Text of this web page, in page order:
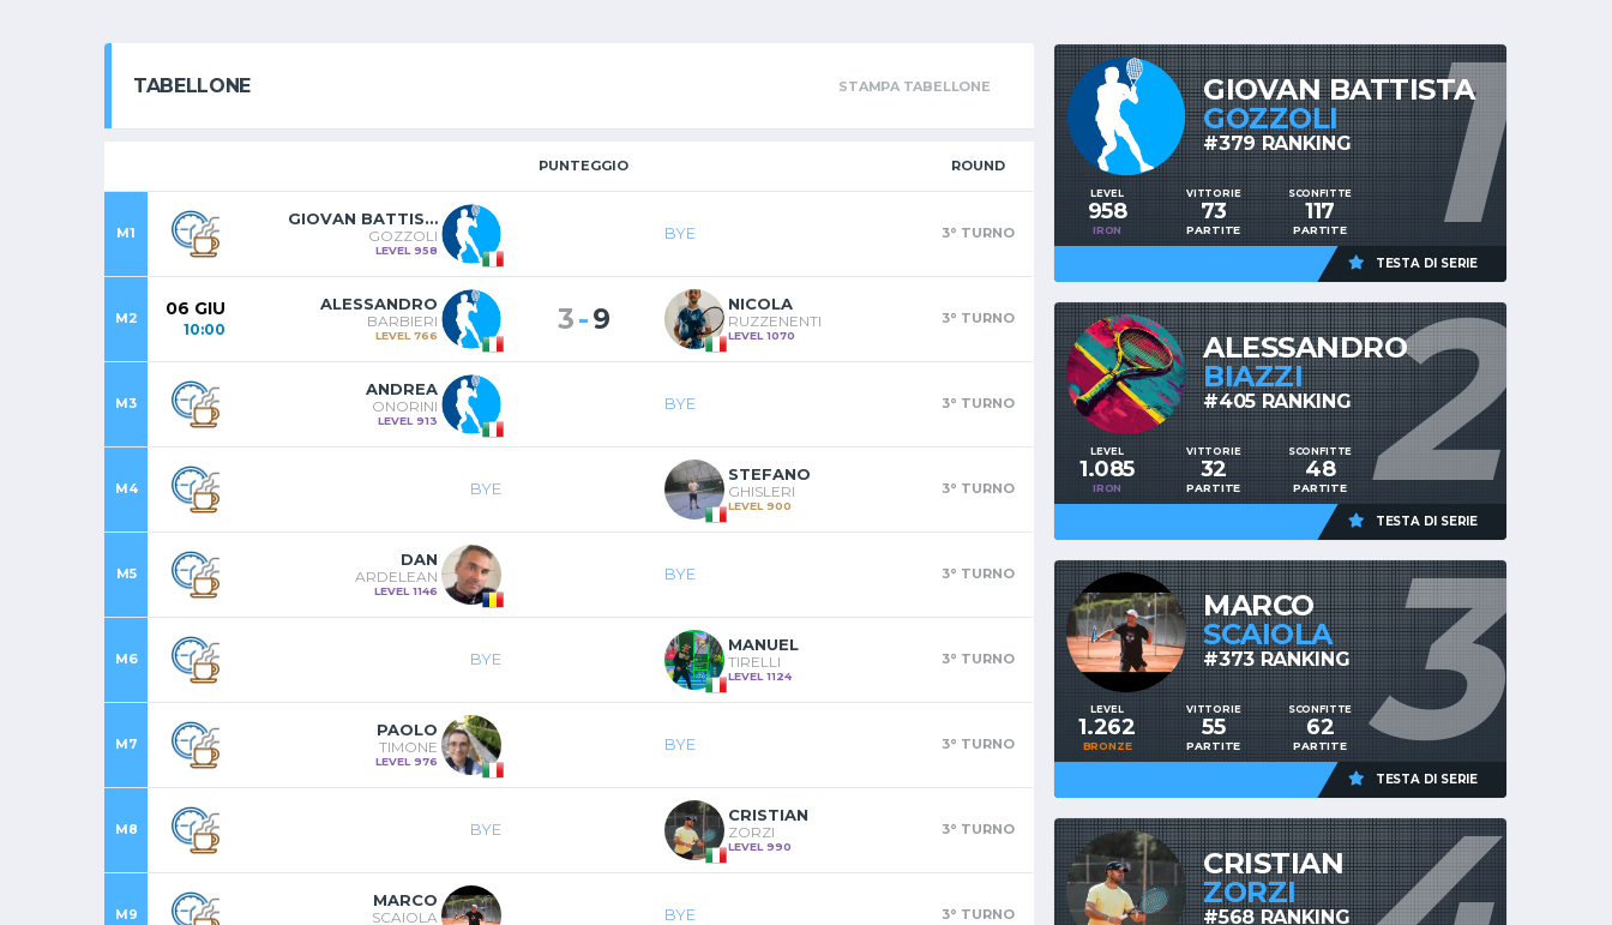
TABELLONE STAMPA TABELLONE
PUNTEGGIO ROUND
M1
GIOVAN BATTISTA
GOZZOLI
LEVEL 958
BYE 3° TURNO
M2 06 GIU
10:00
ALESSANDRO
BARBIERI
LEVEL 766 3-9 NICOLA
RUZZENENTI
LEVEL 1070
3° TURNO
M3
ANDREA
ONORINI
LEVEL 913
BYE 3° TURNO
M4 BYE
STEFANO
GHISLERI
LEVEL 900
3° TURNO
M5
DAN
ARDELEAN
LEVEL 1146
BYE 3° TURNO
M6 BYE
MANUEL
TIRELLI
LEVEL 1124
3° TURNO
M7
PAOLO
TIMONE
LEVEL 976
BYE 3° TURNO
M8 BYE
CRISTIAN
ZORZI
LEVEL 990
3° TURNO
M9
MARCO
SCAIOLA BYE 3° TURNO
1
GIOVAN BATTISTA
GOZZOLI
#379 RANKING
LEVEL
958
IRON
VITTORIE
73
PARTITE
SCONFITTE
117
PARTITE
TESTA DI SERIE
2
ALESSANDRO
BIAZZI
#405 RANKING
LEVEL
1.085
IRON
VITTORIE
32
PARTITE
SCONFITTE
48
PARTITE
TESTA DI SERIE
3
MARCO
SCAIOLA
#373 RANKING
LEVEL
1.262
BRONZE
VITTORIE
55
PARTITE
SCONFITTE
62
PARTITE
TESTA DI SERIE
CRISTIAN
ZORZI
#568 RANKING